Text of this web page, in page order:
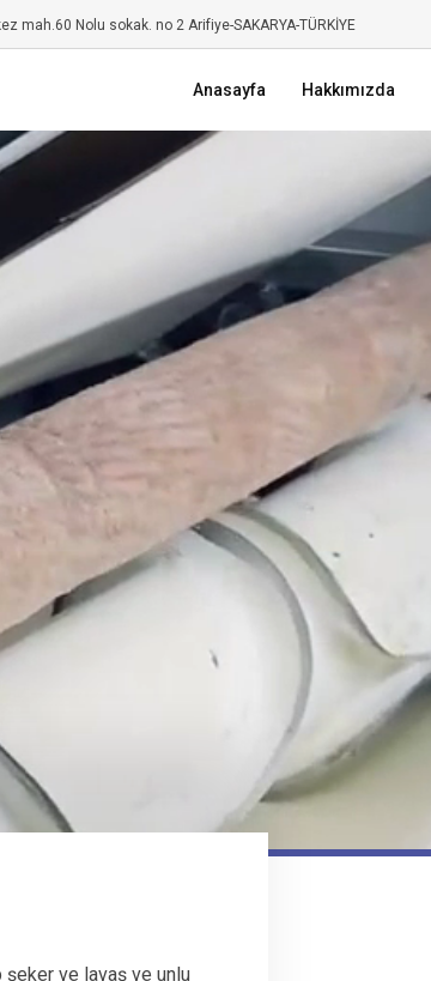
mah.60 Nolu sokak. no 2 Arifiye-SAKARYA-TÜRKİYE
Anasayfa Hakkımızda
şeker ve lavaş ve unlu